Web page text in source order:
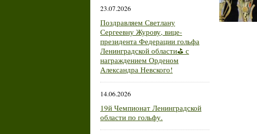
23.07.2026
Поздравляем Светлану
Сергеевну Журову, вице-
президента Федерации гольфа
Ленинградской области⛳ с
награждением Орденом
Александра Невского!
14.06.2026
19й Чемпионат Ленинградской
области по гольфу.